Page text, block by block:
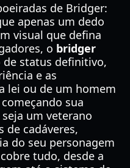
de Bridger:
apenas um dedo
visual que defina
o bridger
de status definitivo,
e as
lei ou de um homem
sua
um veterano
de cadáveres,
do seu personagem
tudo, desde a